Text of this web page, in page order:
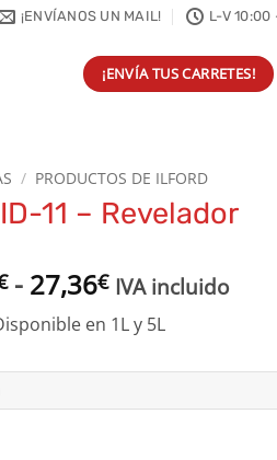
¡ENVÍANOS UN MAIL! L-V 10:00
¡ENVÍA TUS CARRETES!
/ PRODUCTOS DE ILFORD
11 – Revelador
- 27,36€Rango
de
precios:
desde
hasta
IVA incluido
en 1L y 5L